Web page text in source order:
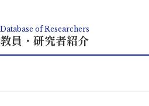
Database of Researchers
教員・研究者紹介